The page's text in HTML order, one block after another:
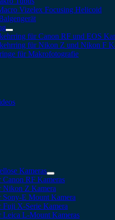
Vizelex Focusing Helicoid
für Canon RF und EOS
für Nikon Z und Nikon F
für Makrofotografie
Kameras
Canon RF Kameras
Nikon Z Kamera
Sony-E Mount Kamera
Fuji X-Serie Kamera
Leica L-Mount Kameras